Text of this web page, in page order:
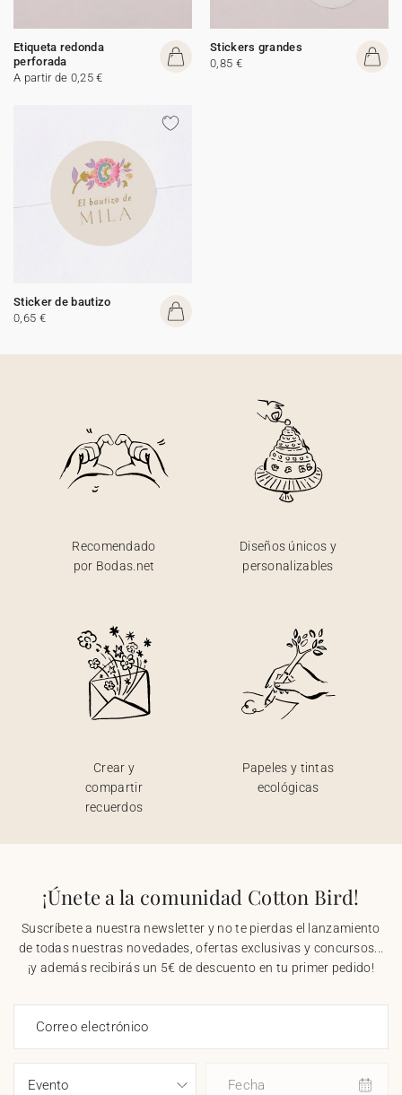
Etiqueta redonda
perforada
A partir de 0,25 €
Stickers grandes
0,85 €
Sticker de bautizo
0,65 €
Recomendado
por Bodas.net
Diseños únicos y
personalizables
Crear y
compartir
recuerdos
Papeles y tintas
ecológicas
¡Únete a la comunidad Cotton Bird!
Suscríbete a nuestra newsletter y no te pierdas el lanzamiento
de todas nuestras novedades, ofertas exclusivas y concursos...
¡y además recibirás un 5€ de descuento en tu primer pedido!
Correo electrónico
Fecha